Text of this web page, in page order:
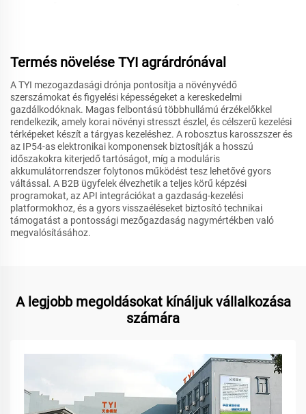
Termés növelése TYI agrárdrónával
A TYI mezogazdasági drónja pontosítja a növényvédő
szerszámokat és figyelési képességeket a kereskedelmi
gazdálkodóknak. Magas felbontású többhullámú érzékelőkkel
rendelkezik, amely korai növényi stresszt észlel, és célszerű kezelési
térképeket készít a tárgyas kezeléshez. A robosztus karosszszer és
az IP54-as elektronikai komponensek biztosítják a hosszú
időszakokra kiterjedő tartóságot, míg a moduláris
akkumulátorrendszer folytonos működést tesz lehetővé gyors
váltással. A B2B ügyfelek élvezhetik a teljes körű képzési
programokat, az API integrációkat a gazdaság-kezelési
platformokhoz, és a gyors visszaéléseket biztosító technikai
támogatást a pontossági mezőgazdaság nagymértékben való
megvalósításához.
A legjobb megoldásokat kínáljuk vállalkozása
számára